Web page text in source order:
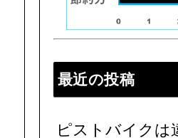
最近の投稿
ピストバイクは